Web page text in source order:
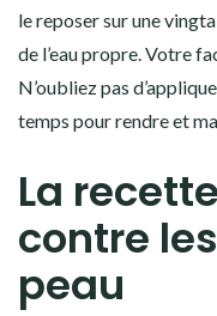
le reposer sur une
de l’eau propre. Votre
N’oubliez pas
temps pour rendre et
La
contre
peau